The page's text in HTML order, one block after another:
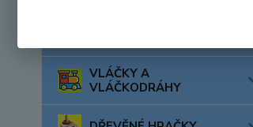
VLÁČKY A
VLÁČKODRÁHY